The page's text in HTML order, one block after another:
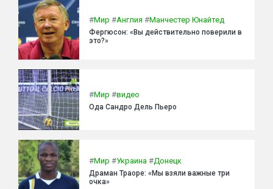
#Мир #Англия #Манчестер Юнайтед
Фергюсон: «Вы действительно поверили в
это?»
#Мир #видео
Ода Сандро Дель Пьеро
#Мир #Украина #Донецк
Драман Траоре: «Мы взяли важные три
очка»